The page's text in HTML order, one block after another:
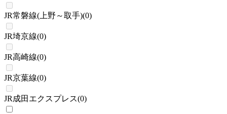
JR常磐線(上野～取手)(0)
JR埼京線(0)
JR高崎線(0)
JR京葉線(0)
JR成田エクスプレス(0)